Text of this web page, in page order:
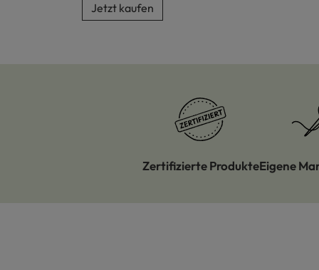
Jetzt kaufen
Zertifizierte ProdukteEigene